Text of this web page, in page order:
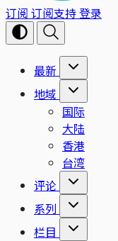
订阅 订阅支持登录
最新
地域
国际
大陆
香港
台湾
评论
系列
栏目